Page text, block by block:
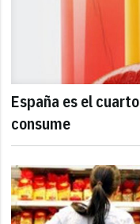
España es el
consume